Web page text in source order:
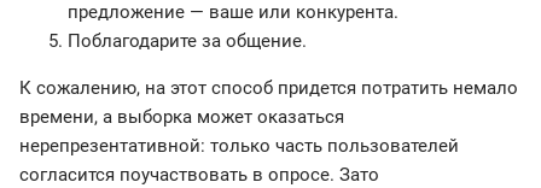
предложение — ваше или конкурента.
Поблагодарите за общение.
К сожалению, на этот способ придется потратить немало
времени, а выборка может оказаться
нерепрезентативной: только часть пользователей
согласится поучаствовать в опросе. Зато